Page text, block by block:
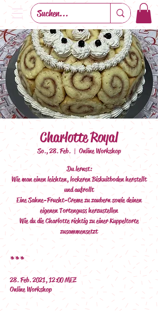
Charlotte Royal
So., 28. Feb.
  |
Online Workshop
Du lernst:
Wie man einen leichten, lockeren Biskuitboden herstellt
und aufrollt
Eine Sahne-Frucht-Creme zu zaubern sowie deinen
eigenen Tortenguss herzustellen
Wie du die Charlotte richtig zu einer Kuppeltorte
zusammensetzt
***
28. Feb. 2021, 12:00 MEZ
Online Workshop